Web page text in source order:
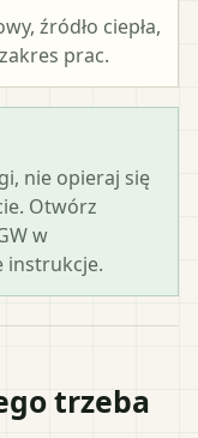
źródło ciepła,
prac.
nie opieraj się
Otwórz
w
instrukcje.
trzeba